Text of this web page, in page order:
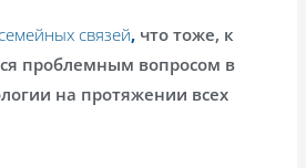
связей, что тоже, к
проблемным вопросом в
на протяжении всех